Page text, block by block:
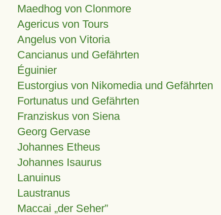
Maedhog von Clonmore
Agericus von Tours
Angelus von Vitoria
Cancianus und Gefährten
Éguinier
Eustorgius von Nikomedia und Gefährten
Fortunatus und Gefährten
Franziskus von Siena
Georg Gervase
Johannes Etheus
Johannes Isaurus
Lanuinus
Laustranus
Maccai „der Seher”